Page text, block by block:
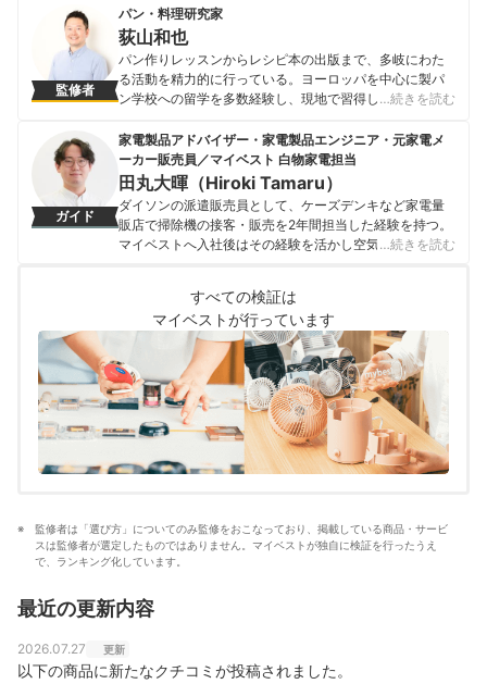
監修者
パン・料理研究家
荻山和也
パン作りレッスンからレシピ本の出版まで、多岐にわた
る活動を精力的に行っている。ヨーロッパを中心に製パ
ン学校への留学を多数経験し、現地で習得したパン作り
ジ。ホームベーカリーを使ったレシピは、今までにない
絶妙な配合でとくに人気が高い。著書に「荻山和也のパ
ン作りの教科書」（日東書院刊）、「ホームベーカリー
でプレミアム食パン」（枻出版刊）ほか多数。荻山和也
のホームページ http://www.ogiyama-pan.comインスタ
グラム https://www.instagram.com/kazuyaogiyama
荻山和也のプロフィール
…続きを読む
ガイド
家電製品アドバイザー・家電製品エンジニア・元家電メ
ーカー販売員／マイベスト 白物家電担当
田丸大暉（Hiroki Tamaru）
ダイソンの派遣販売員として、ケーズデンキなど家電量
販店で掃除機の接客・販売を2年間担当した経験を持つ。
マイベストへ入社後はその経験を活かし空気清浄機・除
ガイドを担当し、日立やシャープ、パナソニックなどの
総合家電メーカーから、ダイニチ工業・Sharkなどの専門
メーカーまで、150以上の家電製品を比較検証してきた。
毎日使う家電製品だからこそ、本当によい商品を誰もが
簡単に選べるように、性能はもちろん省エネ性能やお手
入れのしやすさまでひとつひとつ丁寧に確認しながらコ
ンテンツ制作を行う。
田丸大暉（Hiroki Tamaru）のプロフィール
…続きを読む
すべての検証は
マイベストが行っています
監修者は「選び方」についてのみ監修をおこなっており、掲載している商品・サービ
スは監修者が選定したものではありません。マイベストが独自に検証を行ったうえ
で、ランキング化しています。
最近の更新内容
2026.07.27 更新
以下の商品に新たなクチコミが投稿されました。